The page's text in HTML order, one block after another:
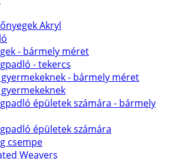
Akryl
- bármely méret
- tekercs
- bármely méret
épületek számára - bármely
épületek számára
csempe
Weavers